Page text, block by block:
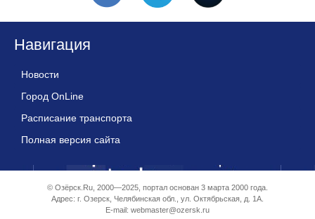
Навигация
Новости
Город OnLine
Расписание транспорта
Полная версия сайта
© Озёрск.Ru, 2000—2025, портал основан 3 марта 2000 года.
Адрес: г. Озерск, Челябинская обл., ул. Октябрьская, д. 1А.
E-mail: webmaster@ozersk.ru